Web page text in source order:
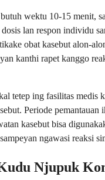
wektu 10-15 menit,
lan respon individu
obat kasebut alon-
kanthi rapet kanggo
tetep ing fasilitas medis
Periode pemantauan
kasebut bisa
ngawasi reaksi
Njupuk